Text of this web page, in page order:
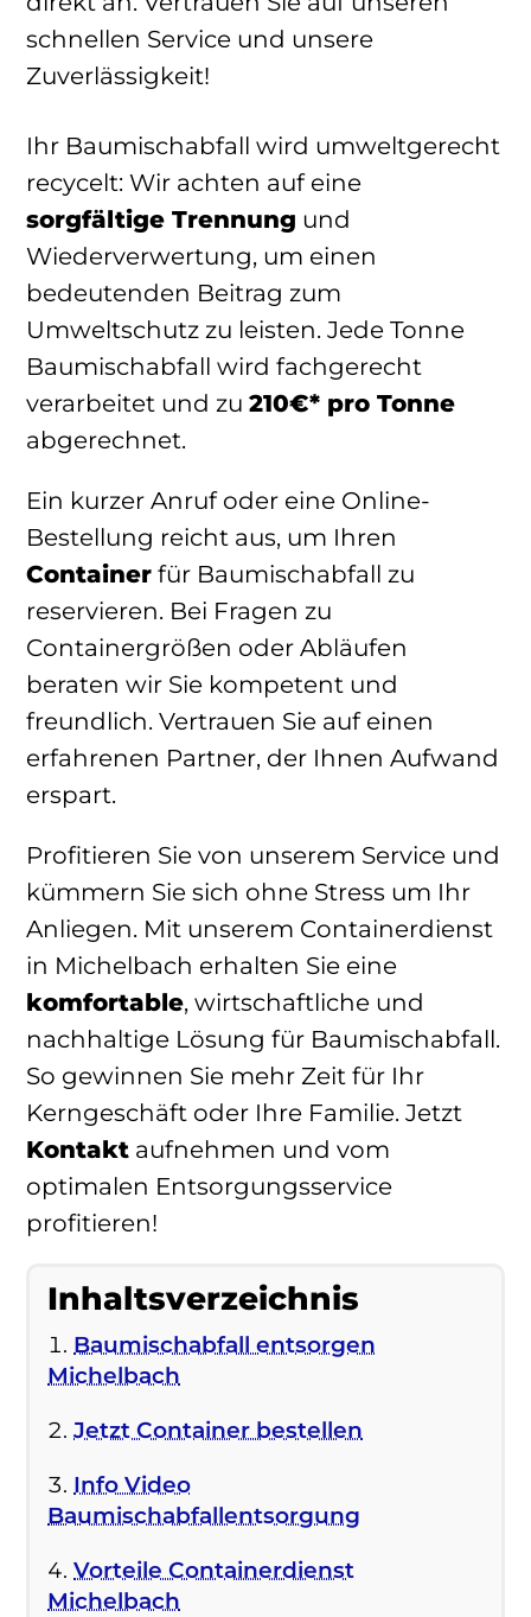
schnellen Service und unsere
Zuverlässigkeit!
Ihr Baumischabfall wird umweltgerecht
recycelt: Wir achten auf eine
sorgfältige Trennung und
Wiederverwertung, um einen
bedeutenden Beitrag zum
Umweltschutz zu leisten. Jede Tonne
Baumischabfall wird fachgerecht
verarbeitet und zu 210€* pro Tonne
abgerechnet.
Ein kurzer Anruf oder eine Online-
Bestellung reicht aus, um Ihren
Container für Baumischabfall zu
reservieren. Bei Fragen zu
Containergrößen oder Abläufen
beraten wir Sie kompetent und
freundlich. Vertrauen Sie auf einen
erfahrenen Partner, der Ihnen Aufwand
erspart.
Profitieren Sie von unserem Service und
kümmern Sie sich ohne Stress um Ihr
Anliegen. Mit unserem Containerdienst
in Michelbach erhalten Sie eine
komfortable, wirtschaftliche und
nachhaltige Lösung für Baumischabfall.
So gewinnen Sie mehr Zeit für Ihr
Kerngeschäft oder Ihre Familie. Jetzt
Kontakt aufnehmen und vom
optimalen Entsorgungsservice
profitieren!
Inhaltsverzeichnis
Baumischabfall entsorgen
Michelbach
Jetzt Container bestellen
Info Video
Baumischabfallentsorgung
Vorteile Containerdienst
Michelbach